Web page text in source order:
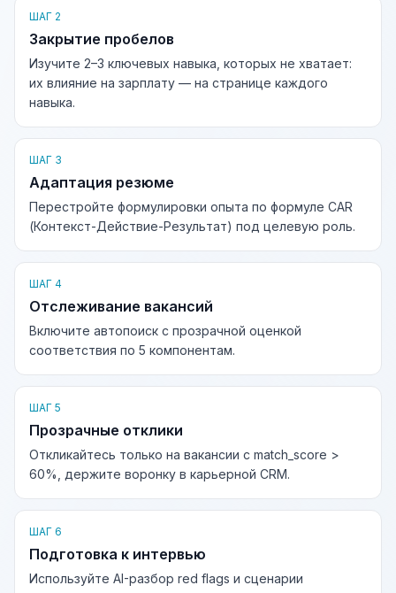
ШАГ 2
Закрытие пробелов
Изучите 2–3 ключевых навыка, которых не хватает:
их влияние на зарплату — на странице каждого
навыка.
ШАГ 3
Адаптация резюме
Перестройте формулировки опыта по формуле CAR
(Контекст-Действие-Результат) под целевую роль.
ШАГ 4
Отслеживание вакансий
Включите автопоиск с прозрачной оценкой
соответствия по 5 компонентам.
ШАГ 5
Прозрачные отклики
Откликайтесь только на вакансии с match_score >
60%, держите воронку в карьерной CRM.
ШАГ 6
Подготовка к интервью
Используйте AI-разбор red flags и сценарии